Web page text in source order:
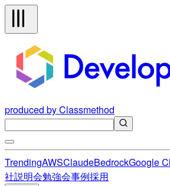
produced by Classmethod
TrendingAWSClaudeBedrockGoogle
社説明会勉強会事例採用